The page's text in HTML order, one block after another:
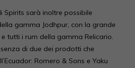
Spirits sarà inoltre possibile
gamma Jodhpur, con la grande
tutti i rum della gamma Relicario.
di due dei prodotti che
Romero & Sons e Yaku